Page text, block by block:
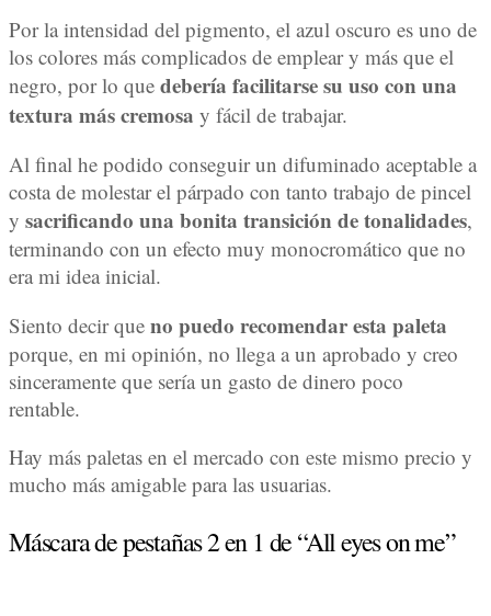
Por la intensidad del pigmento, el azul oscuro es uno de
los colores más complicados de emplear y más que el
negro, por lo que debería facilitarse su uso con una
textura más cremosa y fácil de trabajar.
Al final he podido conseguir un difuminado aceptable a
costa de molestar el párpado con tanto trabajo de pincel
y sacrificando una bonita transición de tonalidades,
terminando con un efecto muy monocromático que no
era mi idea inicial.
Siento decir que no puedo recomendar esta paleta
porque, en mi opinión, no llega a un aprobado y creo
sinceramente que sería un gasto de dinero poco
rentable.
Hay más paletas en el mercado con este mismo precio y
mucho más amigable para las usuarias.
Máscara de pestañas 2 en 1 de “All eyes on me”